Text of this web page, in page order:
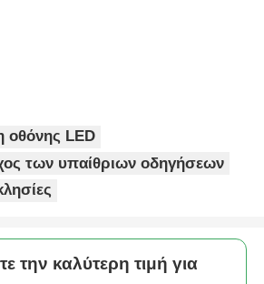
οθόνης LED
των υπαίθριων οδηγήσεων
την καλύτερη τιμή για